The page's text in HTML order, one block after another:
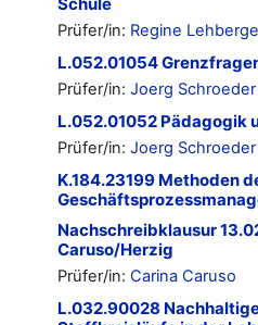
Prüfer/in: Regine
L.052.01054
Prüfer/in: Joerg Schroeder
L.052.01052 Pädagogik
Prüfer/in: Joerg Schroeder
K.184.23199 Methoden
Nachschreibklausur
Caruso/Herzig
Prüfer/in: Carina Caruso
L.032.90028